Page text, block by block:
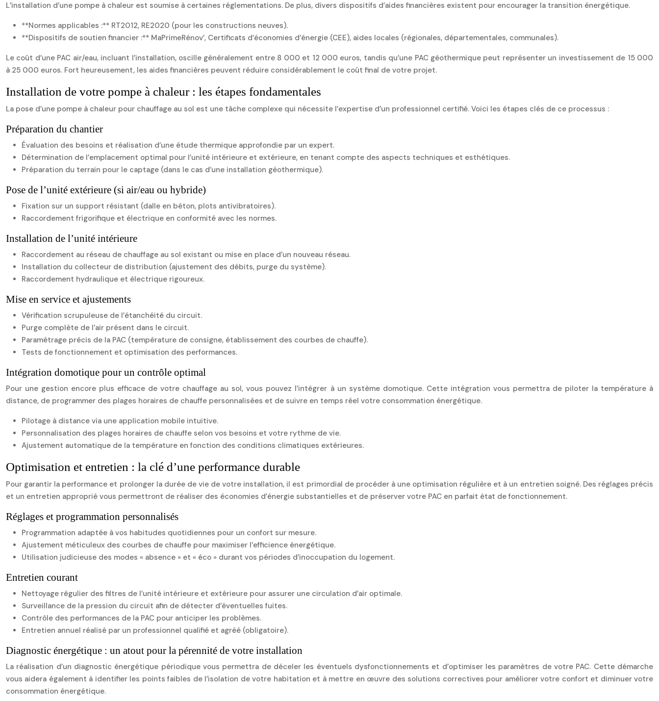
L’installation d’une pompe à chaleur est soumise à certaines réglementations. De plus, divers dispositifs d’aides financières existent pour encourager la transition énergétique.
**Normes applicables :** RT2012, RE2020 (pour les constructions neuves).
**Dispositifs de soutien financier :** MaPrimeRénov’, Certificats d’économies d’énergie (CEE), aides locales (régionales, départementales, communales).
Le coût d’une PAC air/eau, incluant l’installation, oscille généralement entre 8 000 et 12 000 euros, tandis qu’une PAC géothermique peut représenter un investissement de 15 000
à 25 000 euros. Fort heureusement, les aides financières peuvent réduire considérablement le coût final de votre projet.
Installation de votre pompe à chaleur : les étapes fondamentales
La pose d’une pompe à chaleur pour chauffage au sol est une tâche complexe qui nécessite l’expertise d’un professionnel certifié. Voici les étapes clés de ce processus :
Préparation du chantier
Évaluation des besoins et réalisation d’une étude thermique approfondie par un expert.
Détermination de l’emplacement optimal pour l’unité intérieure et extérieure, en tenant compte des aspects techniques et esthétiques.
Préparation du terrain pour le captage (dans le cas d’une installation géothermique).
Pose de l’unité extérieure (si air/eau ou hybride)
Fixation sur un support résistant (dalle en béton, plots antivibratoires).
Raccordement frigorifique et électrique en conformité avec les normes.
Installation de l’unité intérieure
Raccordement au réseau de chauffage au sol existant ou mise en place d’un nouveau réseau.
Installation du collecteur de distribution (ajustement des débits, purge du système).
Raccordement hydraulique et électrique rigoureux.
Mise en service et ajustements
Vérification scrupuleuse de l’étanchéité du circuit.
Purge complète de l’air présent dans le circuit.
Paramétrage précis de la PAC (température de consigne, établissement des courbes de chauffe).
Tests de fonctionnement et optimisation des performances.
Intégration domotique pour un contrôle optimal
Pour une gestion encore plus efficace de votre chauffage au sol, vous pouvez l’intégrer à un système domotique. Cette intégration vous permettra de piloter la température à
distance, de programmer des plages horaires de chauffe personnalisées et de suivre en temps réel votre consommation énergétique.
Pilotage à distance via une application mobile intuitive.
Personnalisation des plages horaires de chauffe selon vos besoins et votre rythme de vie.
Ajustement automatique de la température en fonction des conditions climatiques extérieures.
Optimisation et entretien : la clé d’une performance durable
Pour garantir la performance et prolonger la durée de vie de votre installation, il est primordial de procéder à une optimisation régulière et à un entretien soigné. Des réglages précis
et un entretien approprié vous permettront de réaliser des économies d’énergie substantielles et de préserver votre PAC en parfait état de fonctionnement.
Réglages et programmation personnalisés
Programmation adaptée à vos habitudes quotidiennes pour un confort sur mesure.
Ajustement méticuleux des courbes de chauffe pour maximiser l’efficience énergétique.
Utilisation judicieuse des modes « absence » et « éco » durant vos périodes d’inoccupation du logement.
Entretien courant
Nettoyage régulier des filtres de l’unité intérieure et extérieure pour assurer une circulation d’air optimale.
Surveillance de la pression du circuit afin de détecter d’éventuelles fuites.
Contrôle des performances de la PAC pour anticiper les problèmes.
Entretien annuel réalisé par un professionnel qualifié et agréé (obligatoire).
Diagnostic énergétique : un atout pour la pérennité de votre installation
La réalisation d’un diagnostic énergétique périodique vous permettra de déceler les éventuels dysfonctionnements et d’optimiser les paramètres de votre PAC. Cette démarche
vous aidera également à identifier les points faibles de l’isolation de votre habitation et à mettre en œuvre des solutions correctives pour améliorer votre confort et diminuer votre
consommation énergétique.